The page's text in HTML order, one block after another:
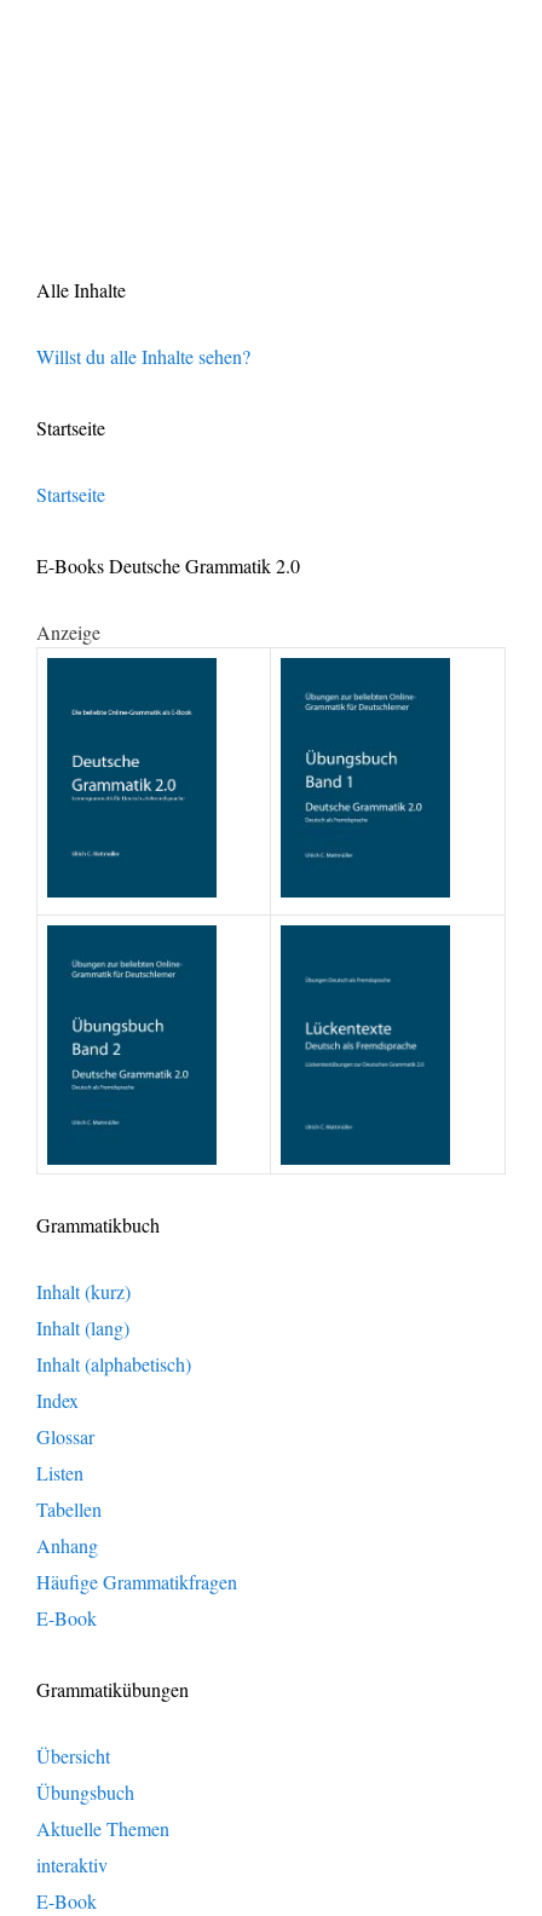
Alle Inhalte
Willst du alle Inhalte sehen?
Startseite
Startseite
E-Books Deutsche Grammatik 2.0
Anzeige
Grammatikbuch
Inhalt (kurz)
Inhalt (lang)
Inhalt (alphabetisch)
Index
Glossar
Listen
Tabellen
Anhang
Häufige Grammatikfragen
E-Book
Grammatikübungen
Übersicht
Übungsbuch
Aktuelle Themen
interaktiv
E-Book